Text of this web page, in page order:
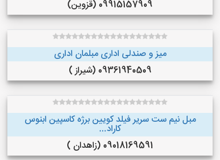
09915157909 (قزوین)
میز و صندلی اداری مبلمان اداری
09361940509 (شیراز )
مبل نیم ست سریر فیلد کویین برژه کاسپین ابنوس
کاراد...
09018169591 (زاهدان )